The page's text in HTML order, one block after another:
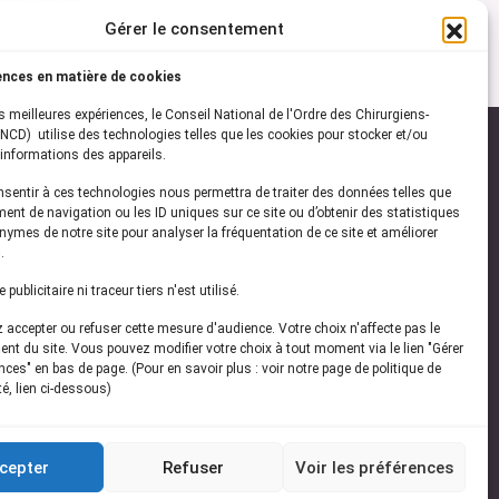
Gérer le consentement
en matière de cookies
meilleures expériences, le Conseil National de l'Ordre des Chirurgiens-
utilise des technologies telles que les cookies pour stocker et/ou
des appareils.
à ces technologies nous permettra de traiter des données telles que
de navigation ou les ID uniques sur ce site ou d’obtenir des statistiques
de notre site pour analyser la fréquentation de ce site et améliorer
publicitaire ni traceur tiers n'est utilisé.
accepter ou refuser cette mesure d'audience. Votre choix n'affecte pas le
du site. Vous pouvez modifier votre choix à tout moment via le lien "Gérer
en bas de page. (Pour en savoir plus : voir notre page de politique de
lien ci-dessous)
Refuser Voir les préférences
vous à notrenewsletter
les dernières actualités de l'ONCD